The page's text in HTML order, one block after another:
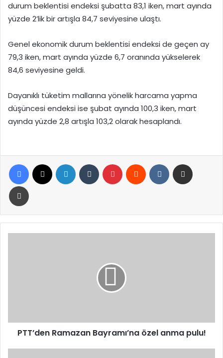
durum beklentisi endeksi şubatta 83,1 iken, mart ayında
yüzde 2’lik bir artışla 84,7 seviyesine ulaştı.
Genel ekonomik durum beklentisi endeksi de geçen ay
79,3 iken, mart ayında yüzde 6,7 oranında yükselerek
84,6 seviyesine geldi.
Dayanıklı tüketim mallarına yönelik harcama yapma
düşüncesi endeksi ise şubat ayında 100,3 iken, mart
ayında yüzde 2,8 artışla 103,2 olarak hesaplandı.
Facebook LinkedIn Tumblr Pinterest Reddit VKontakte
Yazdır
PTT’den Ramazan Bayramı’na özel anma pulu!